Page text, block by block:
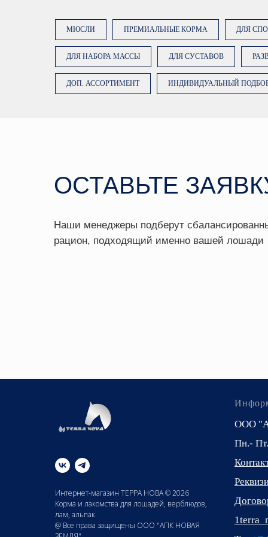
МЮСЛИ ПРЕМИАЛЬНЫЕ КОРМА ДЛЯ
ДЛЯ НАБОРА МАССЫ ДЛЯ СУСТАВОВ
ДОП. АССОРТИМЕНТ ИНДИВИДУАЛЬНЫЙ
Наши менеджеры подберут сбалансированный
рацион, подходящий именно вашей лошади
Интернет-магазин ТЕРРА НОВА © 2026
Корма и лакомства для лошадей, верблюдов,
лам, альпак.
@ Все права защищены ООО "АПК НОВАЯ
ООО
Пн.-